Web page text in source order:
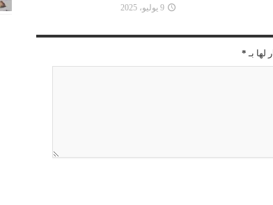
9 يوليو، 2025
لها بـ *